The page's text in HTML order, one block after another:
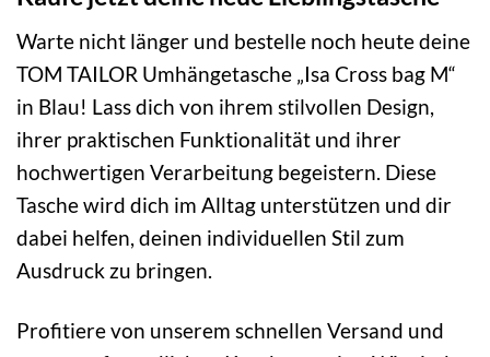
Warte nicht länger und bestelle noch heute deine
TOM TAILOR Umhängetasche „Isa Cross bag M“
in Blau! Lass dich von ihrem stilvollen Design,
ihrer praktischen Funktionalität und ihrer
hochwertigen Verarbeitung begeistern. Diese
Tasche wird dich im Alltag unterstützen und dir
dabei helfen, deinen individuellen Stil zum
Ausdruck zu bringen.
Profitiere von unserem schnellen Versand und